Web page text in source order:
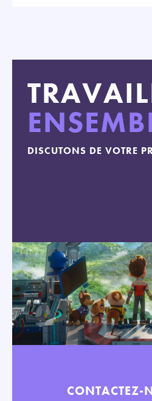
DISCUTONS DE VOTRE
CONTACTEZ-